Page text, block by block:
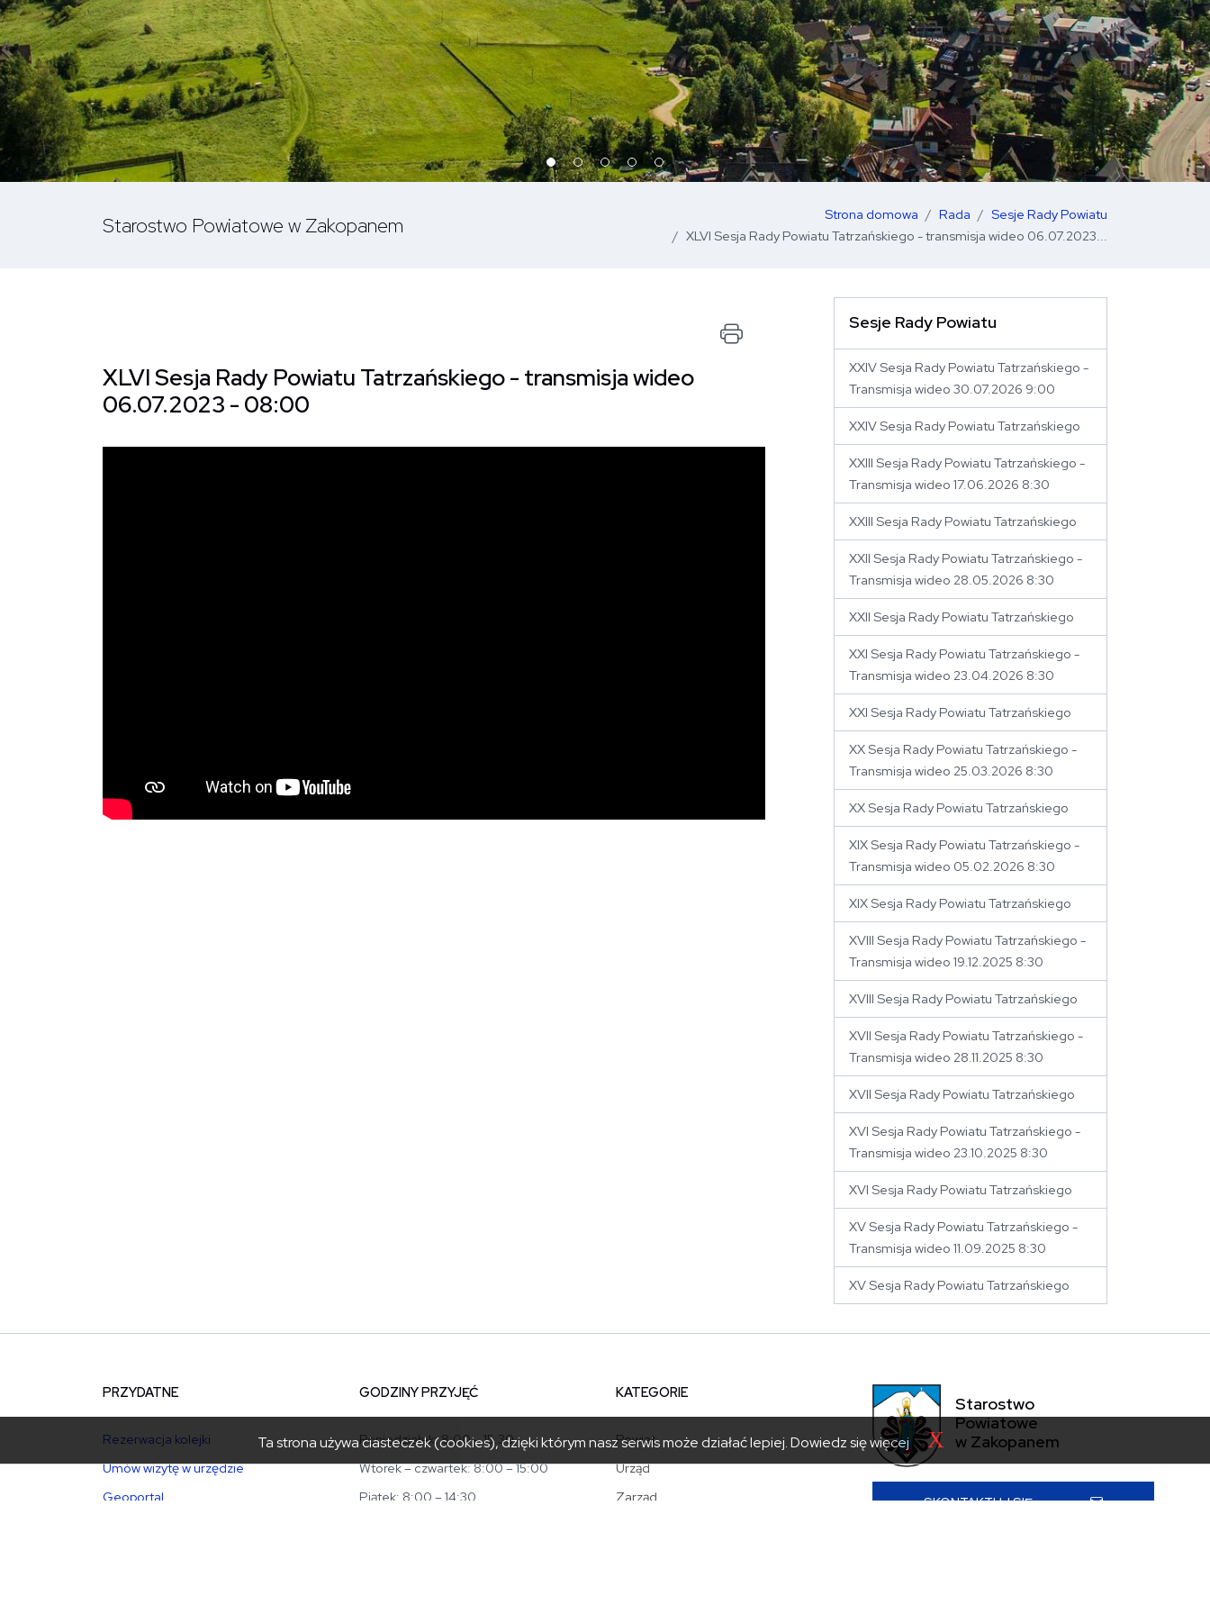
Starostwo Powiatowe w Zakopanem Strona domowa Rada
Sesje Rady Powiatu
XLVI Sesja Rady Powiatu Tatrzańskiego - transmisja wideo 06.07.2023...
Drukuj stronę
XLVI Sesja Rady Powiatu Tatrzańskiego - transmisja wideo
06.07.2023 - 08:00
Sesje Rady Powiatu
XXIV Sesja Rady Powiatu Tatrzańskiego -
Transmisja wideo 30.07.2026 9:00
XXIV Sesja Rady Powiatu Tatrzańskiego
XXIII Sesja Rady Powiatu Tatrzańskiego -
Transmisja wideo 17.06.2026 8:30
XXIII Sesja Rady Powiatu Tatrzańskiego
XXII Sesja Rady Powiatu Tatrzańskiego -
Transmisja wideo 28.05.2026 8:30
XXII Sesja Rady Powiatu Tatrzańskiego
XXI Sesja Rady Powiatu Tatrzańskiego -
Transmisja wideo 23.04.2026 8:30
XXI Sesja Rady Powiatu Tatrzańskiego
XX Sesja Rady Powiatu Tatrzańskiego -
Transmisja wideo 25.03.2026 8:30
XX Sesja Rady Powiatu Tatrzańskiego
XIX Sesja Rady Powiatu Tatrzańskiego -
Transmisja wideo 05.02.2026 8:30
XIX Sesja Rady Powiatu Tatrzańskiego
XVIII Sesja Rady Powiatu Tatrzańskiego -
Transmisja wideo 19.12.2025 8:30
XVIII Sesja Rady Powiatu Tatrzańskiego
XVII Sesja Rady Powiatu Tatrzańskiego -
Transmisja wideo 28.11.2025 8:30
XVII Sesja Rady Powiatu Tatrzańskiego
XVI Sesja Rady Powiatu Tatrzańskiego -
Transmisja wideo 23.10.2025 8:30
XVI Sesja Rady Powiatu Tatrzańskiego
XV Sesja Rady Powiatu Tatrzańskiego -
Transmisja wideo 11.09.2025 8:30
XV Sesja Rady Powiatu Tatrzańskiego
PRZYDATNE
Rezerwacja kolejki
Umów wizytę w urzędzie
Geoportal
GODZINY PRZYJĘĆ
Poniedziałek: 8:00 – 15:30
Wtorek – czwartek: 8:00 – 15:00
Piątek: 8:00 – 14:30
KATEGORIE
Powiat
Urząd
Zarząd
Starostwo
Powiatowe
w Zakopanem
SKONTAKTUJ SIĘ
Ta strona używa ciasteczek (cookies), dzięki którym nasz serwis może działać lepiej.Dowiedz się więcej X